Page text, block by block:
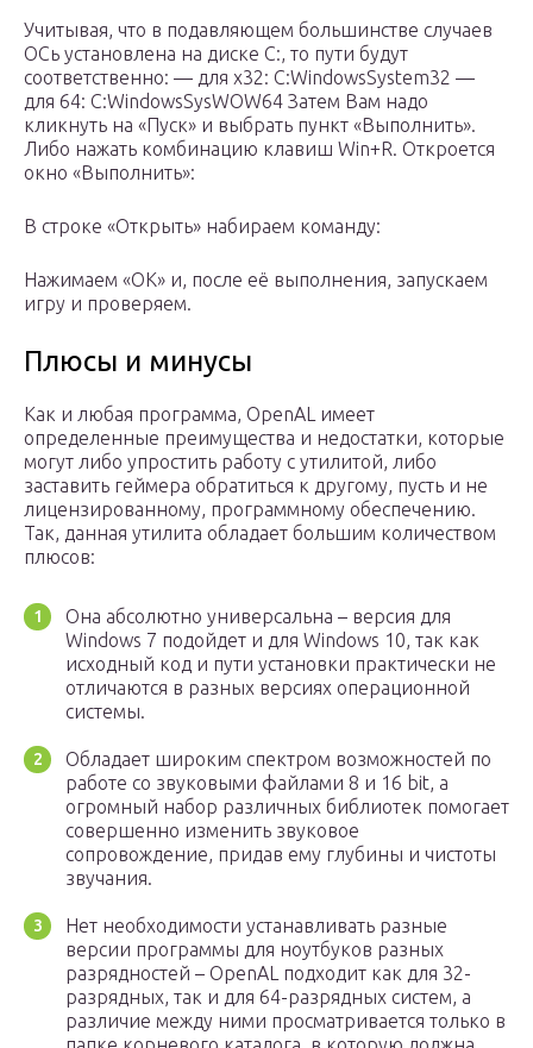
Учитывая, что в подавляющем большинстве случаев
ОСь установлена на диске C:, то пути будут
соответственно: — для x32: C:WindowsSystem32 —
для 64: C:WindowsSysWOW64 Затем Вам надо
кликнуть на «Пуск» и выбрать пункт «Выполнить».
Либо нажать комбинацию клавиш Win+R. Откроется
окно «Выполнить»:
В строке «Открыть» набираем команду:
Нажимаем «ОК» и, после её выполнения, запускаем
игру и проверяем.
Плюсы и минусы
Как и любая программа, OpenAL имеет
определенные преимущества и недостатки, которые
могут либо упростить работу с утилитой, либо
заставить геймера обратиться к другому, пусть и не
лицензированному, программному обеспечению.
Так, данная утилита обладает большим количеством
плюсов:
Она абсолютно универсальна – версия для
Windows 7 подойдет и для Windows 10, так как
исходный код и пути установки практически не
отличаются в разных версиях операционной
системы.
Обладает широким спектром возможностей по
работе со звуковыми файлами 8 и 16 bit, а
огромный набор различных библиотек помогает
совершенно изменить звуковое
сопровождение, придав ему глубины и чистоты
звучания.
Нет необходимости устанавливать разные
версии программы для ноутбуков разных
разрядностей – OpenAL подходит как для 32-
разрядных, так и для 64-разрядных систем, а
различие между ними просматривается только в